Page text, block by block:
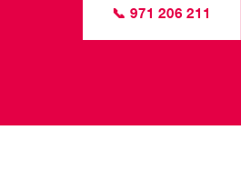
📞 971 206 211